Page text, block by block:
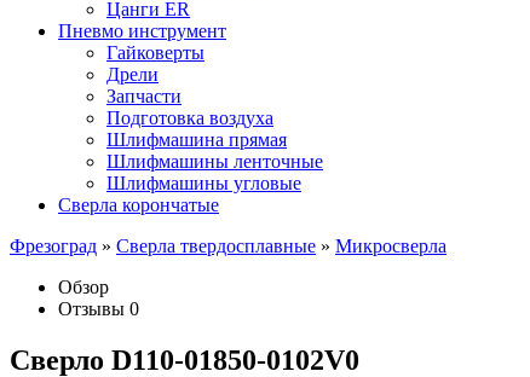
Цанги ER
Пневмо инструмент
Гайковерты
Дрели
Запчасти
Подготовка воздуха
Шлифмашина прямая
Шлифмашины ленточные
Шлифмашины угловые
Сверла корончатые
Фрезоград » Сверла твердосплавные » Микросверла
Обзор
Отзывы 0
Сверло D110-01850-0102V0